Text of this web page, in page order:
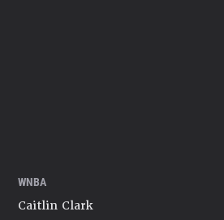
WNBA
Caitlin Clark